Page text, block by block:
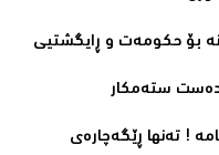
بۆ حکومەت و ڕایگشتیی‌
دەست ستەمکار‌
! تەنها ڕێگەچارەی